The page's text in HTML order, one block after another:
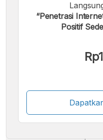
“Penetrasi
Positif
Kami menerima
Beberapa metode